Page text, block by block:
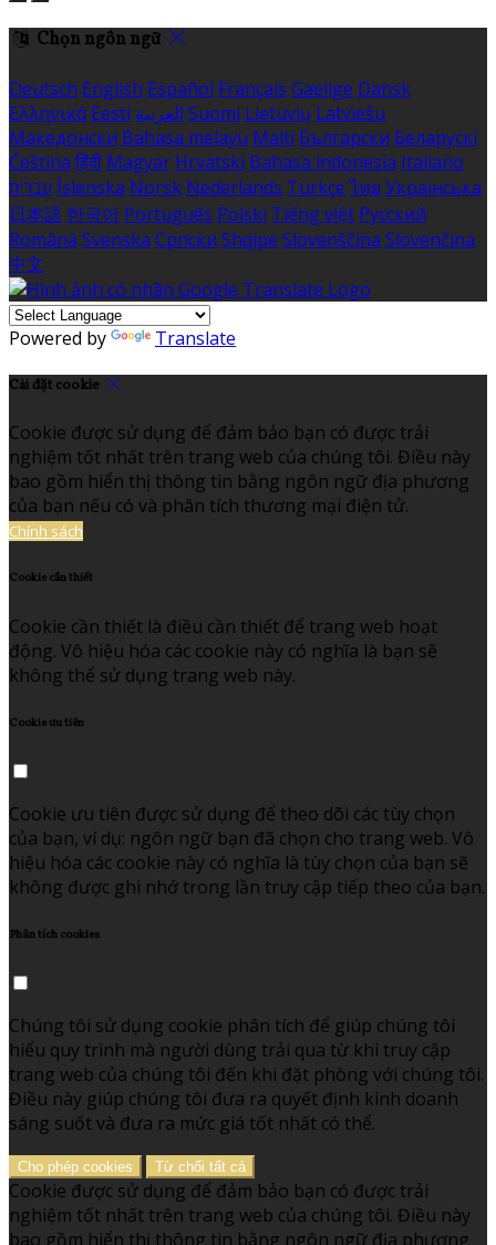
Chọn ngôn ngữ
Deutsch English Español Français Gaeilge Dansk
Ελληνικά Eesti العربية Suomi Lietuvių Latviešu
Македонски Bahasa melayu Malti Български Беларускі
Čeština हिंदी Magyar Hrvatski Bahasa indonesia Italiano
עברית Íslenska Norsk Nederlands Türkçe ไทย Українська
日本語 한국어 Português Polski Tiếng việt Русский
Română Svenska Српски Shqipe Slovenščina Slovenčina
中文
Powered by Translate
Cài đặt cookie
Cookie được sử dụng để đảm bảo bạn có được trải
nghiệm tốt nhất trên trang web của chúng tôi. Điều này
bao gồm hiển thị thông tin bằng ngôn ngữ địa phương
của bạn nếu có và phân tích thương mại điện tử.
Chính sách
Cookie cần thiết
Cookie cần thiết là điều cần thiết để trang web hoạt
động. Vô hiệu hóa các cookie này có nghĩa là bạn sẽ
không thể sử dụng trang web này.
Cookie ưu tiên
Cookie ưu tiên được sử dụng để theo dõi các tùy chọn
của bạn, ví dụ: ngôn ngữ bạn đã chọn cho trang web. Vô
hiệu hóa các cookie này có nghĩa là tùy chọn của bạn sẽ
không được ghi nhớ trong lần truy cập tiếp theo của bạn.
Phân tích cookies
Chúng tôi sử dụng cookie phân tích để giúp chúng tôi
hiểu quy trình mà người dùng trải qua từ khi truy cập
trang web của chúng tôi đến khi đặt phòng với chúng tôi.
Điều này giúp chúng tôi đưa ra quyết định kinh doanh
sáng suốt và đưa ra mức giá tốt nhất có thể.
Cho phép cookies Từ chối tất cả
Cookie được sử dụng để đảm bảo bạn có được trải
nghiệm tốt nhất trên trang web của chúng tôi. Điều này
bao gồm hiển thị thông tin bằng ngôn ngữ địa phương